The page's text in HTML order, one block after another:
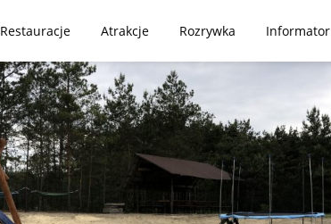
Restauracje Atrakcje Rozrywka Informator